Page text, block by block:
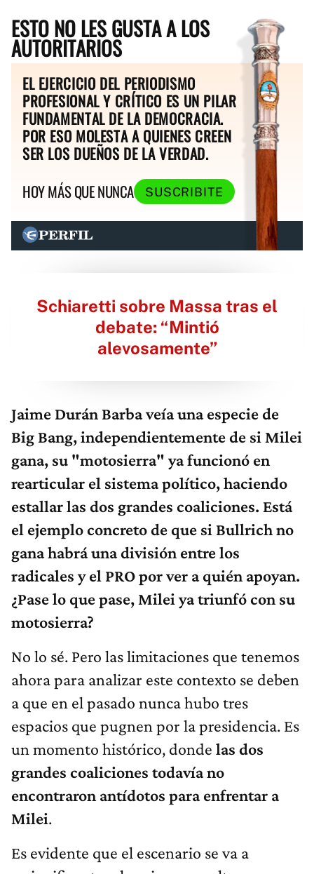
ESTO NO LES GUSTA A LOS
AUTORITARIOS
EL EJERCICIO DEL PERIODISMO
PROFESIONAL Y CRÍTICO ES UN PILAR
FUNDAMENTAL DE LA DEMOCRACIA.
POR ESO MOLESTA A QUIENES CREEN
SER LOS DUEÑOS DE LA VERDAD.
HOY MÁS QUE NUNCA
SUSCRIBITE
Schiaretti sobre Massa tras el
debate: “Mintió
alevosamente”
Jaime Durán Barba veía una especie de
Big Bang, independientemente de si Milei
gana, su "motosierra" ya funcionó en
rearticular el sistema político, haciendo
estallar las dos grandes coaliciones. Está
el ejemplo concreto de que si Bullrich no
gana habrá una división entre los
radicales y el PRO por ver a quién apoyan.
¿Pase lo que pase, Milei ya triunfó con su
motosierra?
No lo sé. Pero las limitaciones que tenemos
ahora para analizar este contexto se deben
a que en el pasado nunca hubo tres
espacios que pugnen por la presidencia. Es
un momento histórico, donde las dos
grandes coaliciones todavía no
encontraron antídotos para enfrentar a
Milei.
Es evidente que el escenario se va a